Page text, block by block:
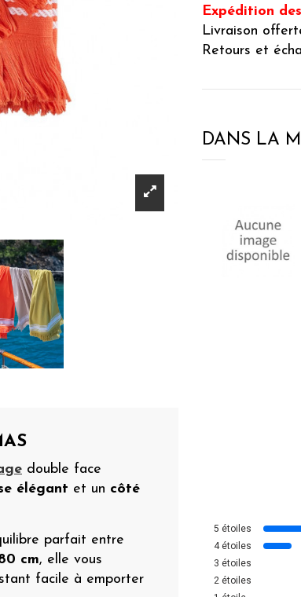
double face
élégant et un côté
parfait entre
cm, elle vous
facile à emporter
Expédition
Livraison
Retours et
DANS LA
5 étoiles
4 étoiles
3 étoiles
2 étoiles